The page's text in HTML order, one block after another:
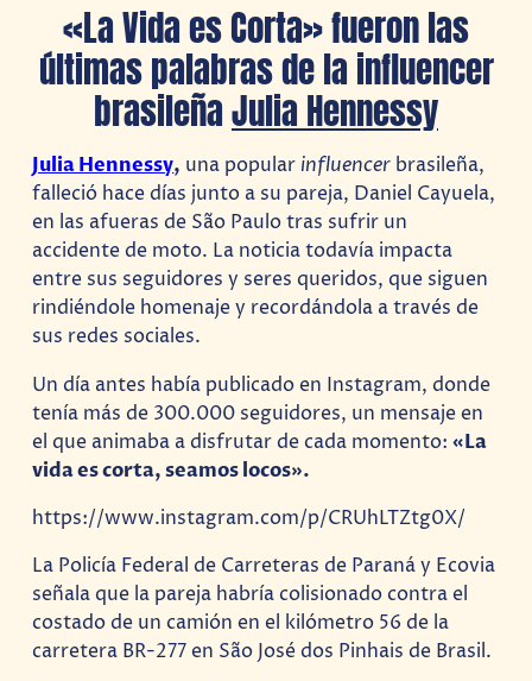
«La Vida es Corta» fueron las
últimas palabras de la influencer
brasileñaJulia Hennessy
Julia Hennessy, una popular influencer brasileña,
falleció hace días junto a su pareja, Daniel Cayuela,
en las afueras de São Paulo tras sufrir un
accidente de moto. La noticia todavía impacta
entre sus seguidores y seres queridos, que siguen
rindiéndole homenaje y recordándola a través de
sus redes sociales.
Un día antes había publicado en Instagram, donde
tenía más de 300.000 seguidores, un mensaje en
el que animaba a disfrutar de cada momento:«La
vida es corta, seamos locos».
https://www.instagram.com/p/CRUhLTZtg0X/
La Policía Federal de Carreteras de Paraná y Ecovia
señala que la pareja habría colisionado contra el
costado de un camión en el kilómetro 56 de la
carretera BR-277 en São José dos Pinhais de Brasil.